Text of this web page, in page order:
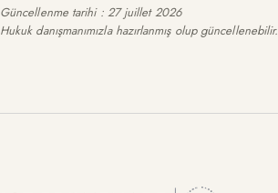
Güncellenme tarihi: 27 juillet 2026
Hukuk danışmanımızla hazırlanmış olup güncellenebilir.